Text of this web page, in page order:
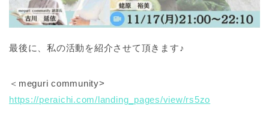
最後に、私の活動を紹介させて頂きます♪
＜meguri community>
https://peraichi.com/landing_pages/view/rs5zo